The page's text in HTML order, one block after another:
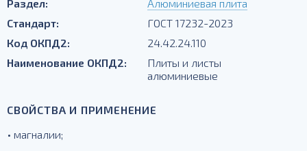
Раздел:
Алюминиевая плита
Стандарт:
ГОСТ 17232-2023
Код ОКПД2:
24.42.24.110
Наименование ОКПД2:
Плиты и листы
алюминиевые
СВОЙСТВА И ПРИМЕНЕНИЕ
• магналии;